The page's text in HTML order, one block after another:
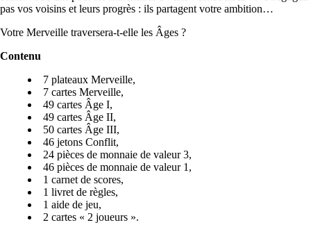
pas vos voisins et leurs progrès : ils partagent votre ambition…
Votre Merveille traversera-t-elle les Âges ?
Contenu
7 plateaux Merveille,
7 cartes Merveille,
49 cartes Âge I,
49 cartes Âge II,
50 cartes Âge III,
46 jetons Conflit,
24 pièces de monnaie de valeur 3,
46 pièces de monnaie de valeur 1,
1 carnet de scores,
1 livret de règles,
1 aide de jeu,
2 cartes « 2 joueurs ».